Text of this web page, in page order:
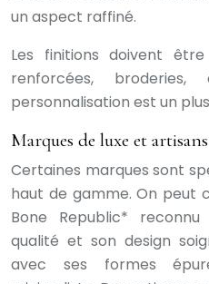
un aspect raffiné.
Les finitions doivent
renforcées, broderies,
personnalisation est un
Marques de luxe et
Certaines marques sont
haut de gamme. On peut
Bone Republic*
qualité et son design
avec ses formes